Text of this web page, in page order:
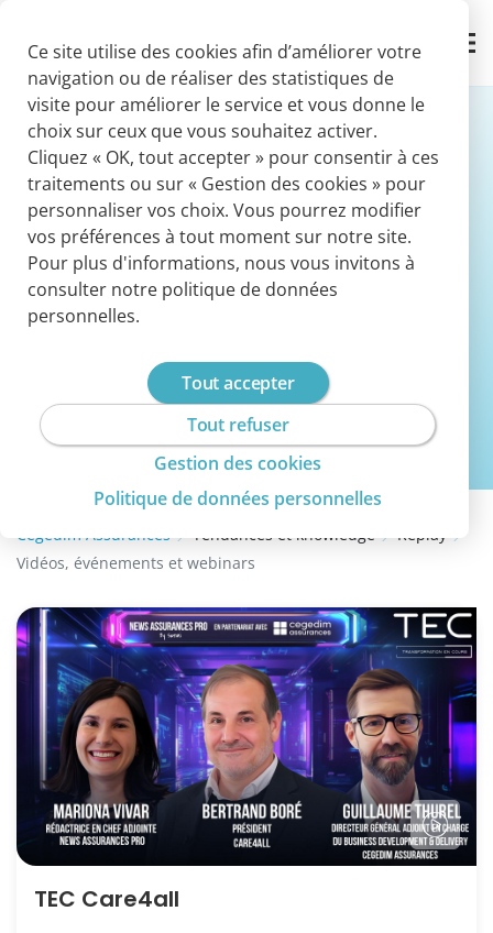
Contact
Vidéos, événements et
webinars
Découvrez toutes les vidéos de Cegedim
Cegedim Assurances Tendances et knowledge
Replay
Vidéos, événements et webinars
TEC Care4all
Ce site utilise des cookies afin d’améliorer votre
navigation ou de réaliser des statistiques de
visite pour améliorer le service et vous donne le
choix sur ceux que vous souhaitez activer.
Cliquez « OK, tout accepter » pour consentir à ces
traitements ou sur « Gestion des cookies » pour
personnaliser vos choix. Vous pourrez modifier
vos préférences à tout moment sur notre site.
Pour plus d'informations, nous vous invitons à
consulter notre politique de données
personnelles.
Tout accepter
Tout refuser
Gestion des cookies
Politique de données personnelles